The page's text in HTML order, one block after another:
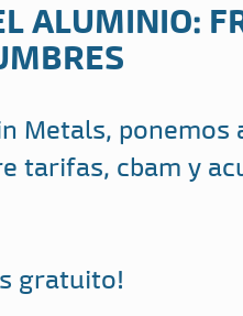
ALUMINIO:
Metals,
tarifas, cbam y
gratuito!